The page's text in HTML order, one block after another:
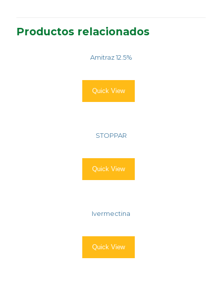
Productos relacionados
Amitraz 12.5%
Quick View
STOPPAR
Quick View
Ivermectina
Quick View